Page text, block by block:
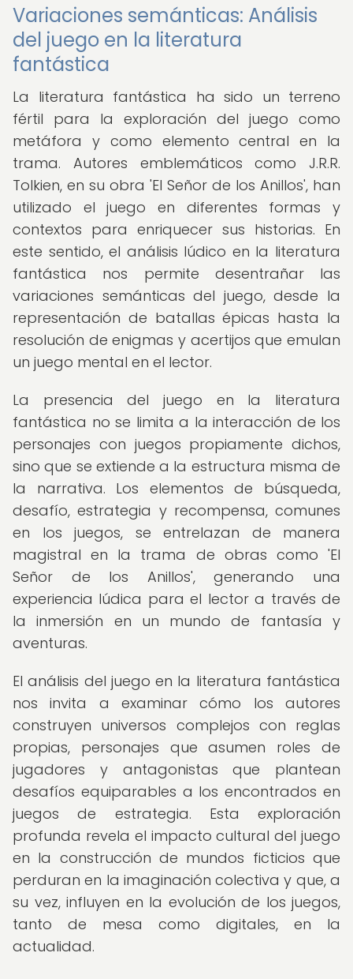
Variaciones semánticas: Análisis
del juego en la literatura
fantástica
La literatura fantástica ha sido un terreno
fértil para la exploración del juego como
metáfora y como elemento central en la
trama. Autores emblemáticos como J.R.R.
Tolkien, en su obra 'El Señor de los Anillos', han
utilizado el juego en diferentes formas y
contextos para enriquecer sus historias. En
este sentido, el análisis lúdico en la literatura
fantástica nos permite desentrañar las
variaciones semánticas del juego, desde la
representación de batallas épicas hasta la
resolución de enigmas y acertijos que emulan
un juego mental en el lector.
La presencia del juego en la literatura
fantástica no se limita a la interacción de los
personajes con juegos propiamente dichos,
sino que se extiende a la estructura misma de
la narrativa. Los elementos de búsqueda,
desafío, estrategia y recompensa, comunes
en los juegos, se entrelazan de manera
magistral en la trama de obras como 'El
Señor de los Anillos', generando una
experiencia lúdica para el lector a través de
la inmersión en un mundo de fantasía y
aventuras.
El análisis del juego en la literatura fantástica
nos invita a examinar cómo los autores
construyen universos complejos con reglas
propias, personajes que asumen roles de
jugadores y antagonistas que plantean
desafíos equiparables a los encontrados en
juegos de estrategia. Esta exploración
profunda revela el impacto cultural del juego
en la construcción de mundos ficticios que
perduran en la imaginación colectiva y que, a
su vez, influyen en la evolución de los juegos,
tanto de mesa como digitales, en la
actualidad.